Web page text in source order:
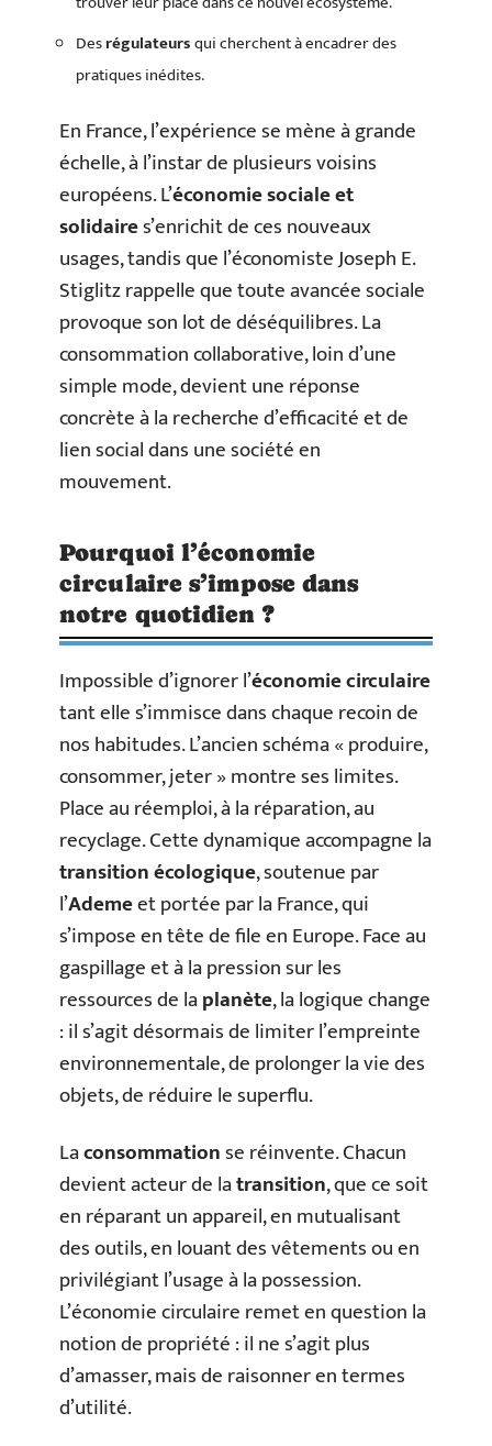
Desrégulateursqui cherchent à encadrer des
pratiques inédites.
En France, l’expérience se mène à grande
échelle, à l’instar de plusieurs voisins
européens. L’économie sociale et
solidaires’enrichit de ces nouveaux
usages, tandis que l’économiste Joseph E.
Stiglitz rappelle que toute avancée sociale
provoque son lot de déséquilibres. La
consommation collaborative, loin d’une
simple mode, devient une réponse
concrète à la recherche d’efficacité et de
lien social dans une société en
mouvement.
Pourquoi l’économie
circulaire s’impose dans
notre quotidien ?
Impossible d’ignorer l’économie circulaire
tant elle s’immisce dans chaque recoin de
nos habitudes. L’ancien schéma « produire,
consommer, jeter » montre ses limites.
Place au réemploi, à la réparation, au
recyclage. Cette dynamique accompagne la
transition écologique, soutenue par
l’Ademeet portée par la France, qui
s’impose en tête de file en Europe. Face au
gaspillage et à la pression sur les
ressources de laplanète, la logique change
: il s’agit désormais de limiter l’empreinte
environnementale, de prolonger la vie des
objets, de réduire le superflu.
Laconsommationse réinvente. Chacun
devient acteur de latransition, que ce soit
en réparant un appareil, en mutualisant
des outils, en louant des vêtements ou en
privilégiant l’usage à la possession.
L’économie circulaire remet en question la
notion de propriété : il ne s’agit plus
d’amasser, mais de raisonner en termes
d’utilité.